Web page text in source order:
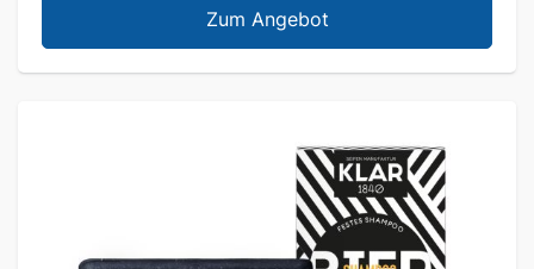
Zum AngebotKühlpads